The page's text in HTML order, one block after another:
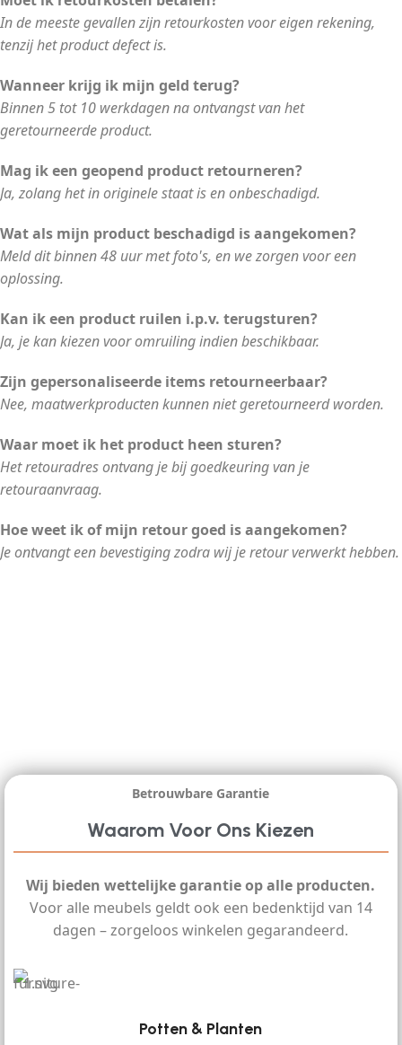
In de meeste gevallen zijn retourkosten voor eigen rekening,
tenzij het product defect is.
Wanneer krijg ik mijn geld terug?
Binnen 5 tot 10 werkdagen na ontvangst van het
geretourneerde product.
Mag ik een geopend product retourneren?
Ja, zolang het in originele staat is en onbeschadigd.
Wat als mijn product beschadigd is aangekomen?
Meld dit binnen 48 uur met foto's, en we zorgen voor een
oplossing.
Kan ik een product ruilen i.p.v. terugsturen?
Ja, je kan kiezen voor omruiling indien beschikbaar.
Zijn gepersonaliseerde items retourneerbaar?
Nee, maatwerkproducten kunnen niet geretourneerd worden.
Waar moet ik het product heen sturen?
Het retouradres ontvang je bij goedkeuring van je
retouraanvraag.
Hoe weet ik of mijn retour goed is aangekomen?
Je ontvangt een bevestiging zodra wij je retour verwerkt hebben.
Betrouwbare Garantie
Waarom Voor Ons Kiezen
Wij bieden wettelijke garantie op alle producten.
Voor alle meubels geldt ook een bedenktijd van 14
dagen – zorgeloos winkelen gegarandeerd.
Potten & Planten